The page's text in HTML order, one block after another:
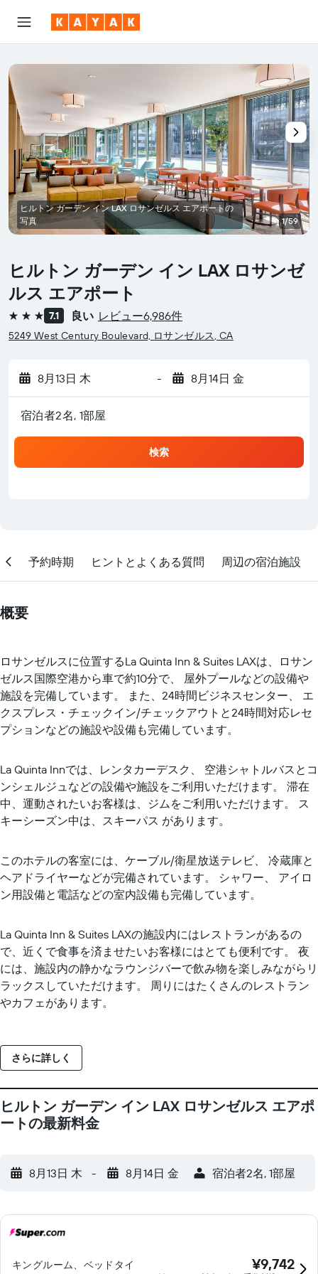
ヒルトン ガーデン イン LAX ロサンゼ
ルス エアポート
3つ星 7.1 良い レビュー6,986件
5249 West Century Boulevard, ロサンゼルス, CA
8月13日 木 - 8月14日 金
宿泊者2名, 1​部屋
検索
ヒルトン ガーデン イン LAX ロサンゼルス エアポートの
写真
1/59
予約時期 ヒントとよくある質問 周辺の宿泊施設
概要
ロサンゼルスに位置するLa Quinta Inn & Suites LAXは、ロサン
ゼルス国際空港から車で約10分で、 屋外プールなどの設備や
施設を完備しています。 また、24時間ビジネスセンター、 エ
クスプレス・チェックイン/チェックアウトと24時間対応レセ
プションなどの施設や設備も完備しています。
La Quinta Innでは、レンタカーデスク、 空港シャトルバスとコ
ンシェルジュなどの設備や施設をご利用いただけます。 滞在
中、運動されたいお客様は、ジムをご利用いただけます。 ス
キーシーズン中は、スキーパス があります。
このホテルの客室には、ケーブル/衛星放送テレビ、 冷蔵庫と
ヘアドライヤーなどが完備されています。 シャワー、 アイロ
ン用設備と電話などの室内設備も完備しています。
La Quinta Inn & Suites LAXの施設内にはレストランがあるの
で、近くで食事を済ませたいお客様にはとても便利です。 夜
には、施設内の静かなラウンジバーで飲み物を楽しみながらリ
ラックスしていただけます。 周りにはたくさんのレストラン
やカフェがあります。
さらに詳しく
ヒルトン ガーデン イン LAX ロサンゼルス エアポ
ートの最新料金
8月13日 木 - 8月14日 金 宿泊者2名, 1​部屋
キングルーム、ベッドタイ
¥9,742